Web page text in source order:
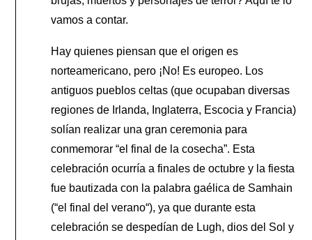
vamos a contar.
Hay quienes piensan que el origen es
norteamericano, pero ¡No! Es europeo. Los
antiguos pueblos celtas (que ocupaban diversas
regiones de Irlanda, Inglaterra, Escocia y Francia)
solían realizar una gran ceremonia para
conmemorar “el final de la cosecha”. Esta
celebración ocurría a finales de octubre y la fiesta
fue bautizada con la palabra gaélica de Samhain
(“el final del verano“), ya que durante esta
celebración se despedían de Lugh, dios del Sol y